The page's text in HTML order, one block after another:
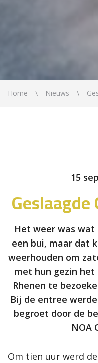
Home Nieuws
15
Het weer was
een bui, maar dat
weerhouden om
met hun gezin het
Rhenen te
Bij de entree
begroet door de
NOA
Om tien uur werd